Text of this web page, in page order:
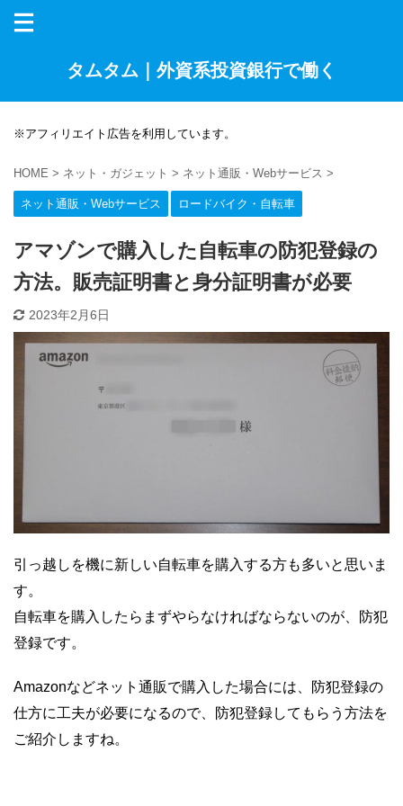
タムタム｜外資系投資銀行で働く
※アフィリエイト広告を利用しています。
HOME > ネット・ガジェット > ネット通販・Webサービス >
ネット通販・Webサービス ロードバイク・自転車
アマゾンで購入した自転車の防犯登録の
方法。販売証明書と身分証明書が必要
2023年2月6日
引っ越しを機に新しい自転車を購入する方も多いと思いま
す。
自転車を購入したらまずやらなければならないのが、防犯
登録です。
Amazonなどネット通販で購入した場合には、防犯登録の
仕方に工夫が必要になるので、防犯登録してもらう方法を
ご紹介しますね。